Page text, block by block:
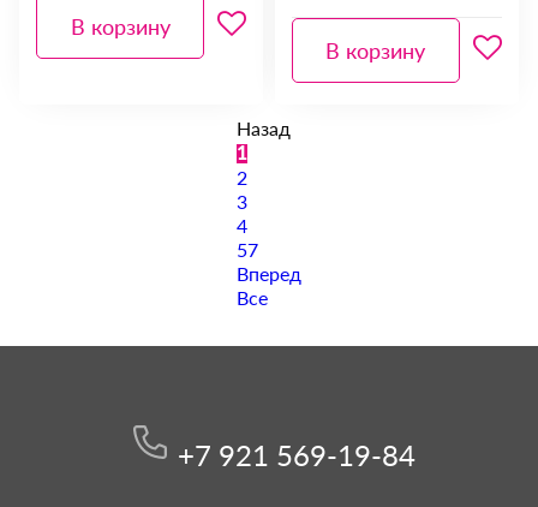
В корзину
В корзину
Назад
1
2
3
4
57
Вперед
Все
+7 921 569-19-84